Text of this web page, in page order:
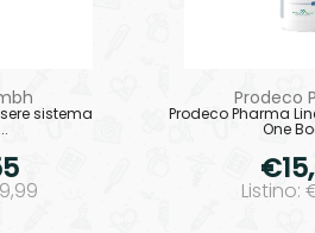
sistema
Prodeco
Prodeco Pharma
One
Listino: